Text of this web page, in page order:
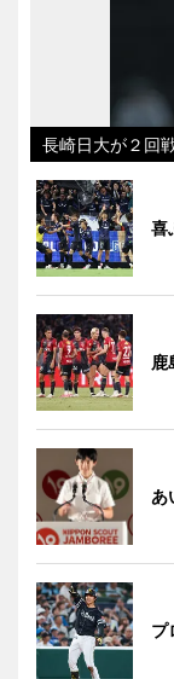
長崎日大が２回
喜
あ
プ